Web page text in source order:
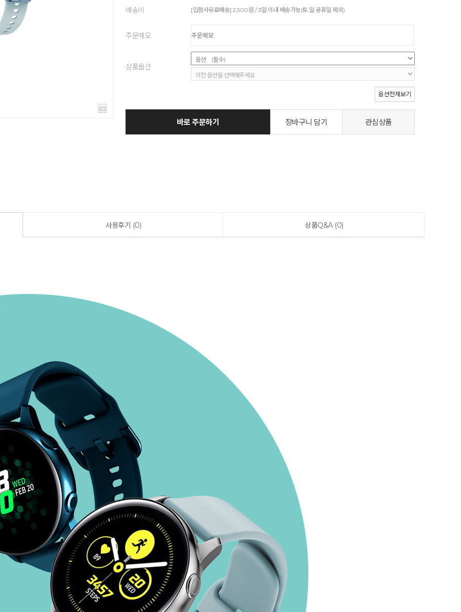
배송비 [입점사유료배송] 2,500원 / 3일 이내 배송가능(토,일 공휴일 제외)
주문메모
상품옵션
옵션전체보기
바로 주문하기 장바구니 담기 관심상품
사용후기 (0) 상품Q&A (0)